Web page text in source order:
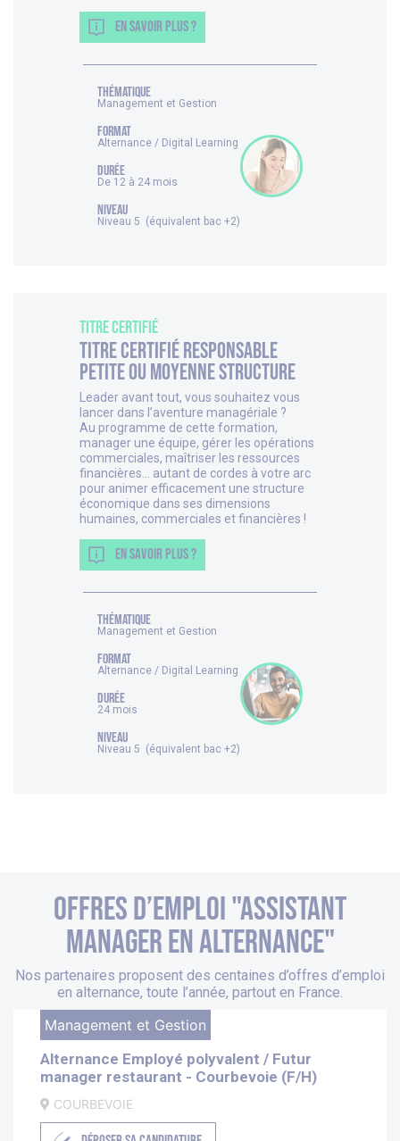
EN SAVOIR PLUS ?
thématique
Management et Gestion
FORMAT
Alternance / Digital Learning
DURÉE
De 12 à 24 mois
NIVEAU
Niveau 5 (équivalent bac +2)
Titre Certifié
Titre Certifié Responsable
Petite ou Moyenne Structure
Leader avant tout, vous souhaitez vous
lancer dans l’aventure managériale ?
Au programme de cette formation,
manager une équipe, gérer les opérations
commerciales, maîtriser les ressources
financières… autant de cordes à votre arc
pour animer efficacement une structure
économique dans ses dimensions
humaines, commerciales et financières !
EN SAVOIR PLUS ?
thématique
Management et Gestion
FORMAT
Alternance / Digital Learning
DURÉE
24 mois
NIVEAU
Niveau 5 (équivalent bac +2)
Offres d’emploi "Assistant
Manager en alternance"
Nos partenaires proposent des centaines d’offres d’emploi
en alternance, toute l’année, partout en France.
Management et Gestion
Alternance Employé polyvalent / Futur
manager restaurant - Courbevoie (F/H)
COURBEVOIE